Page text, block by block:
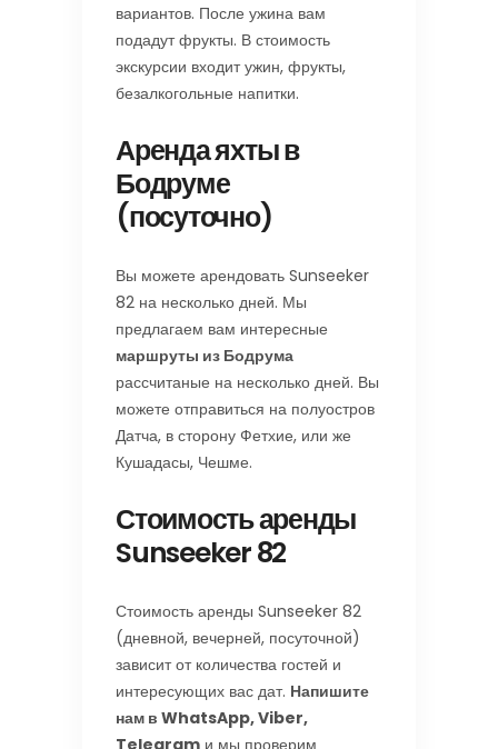
вариантов. После ужина вам
подадут фрукты. В стоимость
экскурсии входит ужин, фрукты,
безалкогольные напитки.
Аренда яхты в
Бодруме
(посуточно)
Вы можете арендовать Sunseeker
82 на несколько дней. Мы
предлагаем вам интересные
маршруты из Бодрума
рассчитаные на несколько дней. Вы
можете отправиться на полуостров
Датча, в сторону Фетхие, или же
Кушадасы, Чешме.
Стоимость аренды
Sunseeker 82
Стоимость аренды Sunseeker 82
(дневной, вечерней, посуточной)
зависит от количества гостей и
интересующих вас дат. Напишите
нам в WhatsApp, Viber,